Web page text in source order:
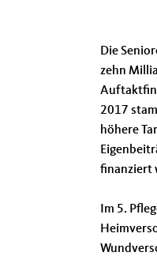
Die
zehn
2017
höhere
finanziert
Im 5.